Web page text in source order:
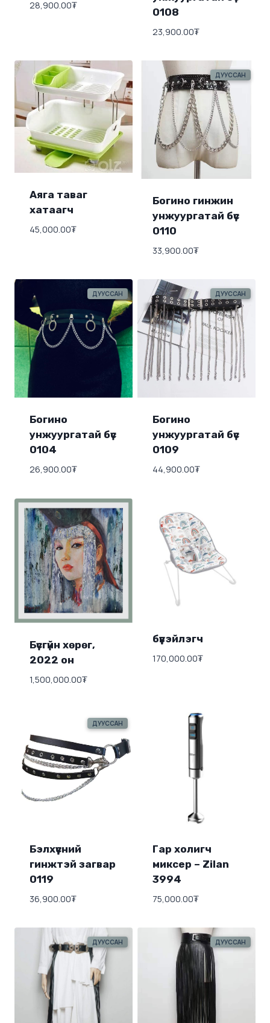
28,900.00₮
0108
23,900.00₮
Аяга таваг
хатаагч
45,000.00₮
ДУУССАН
Богино гинжин
унжуургатай бүс
0110
33,900.00₮
ДУУССАН
Богино
унжуургатай бүс
0104
26,900.00₮
ДУУССАН
Богино
унжуургатай бүс
0109
44,900.00₮
Бүсгүйн хөрөг,
2022 он
1,500,000.00₮
бүүвэйлэгч
170,000.00₮
ДУУССАН
Бэлхүүсний
гинжтэй загвар
0119
36,900.00₮
Гар холигч
миксер – Zilan
3994
75,000.00₮
ДУУССАН ДУУССАН